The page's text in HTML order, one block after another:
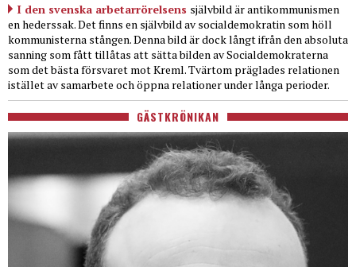
I den svenska arbetarrörelsens självbild är antikommunismen
en hederssak. Det finns en självbild av socialdemokratin som höll
kommunisterna stången. Denna bild är dock långt ifrån den absoluta
sanning som fått tillåtas att sätta bilden av Socialdemokraterna
som det bästa försvaret mot Kreml. Tvärtom präglades relationen
istället av samarbete och öppna relationer under långa perioder.
GÄSTKRÖNIKAN